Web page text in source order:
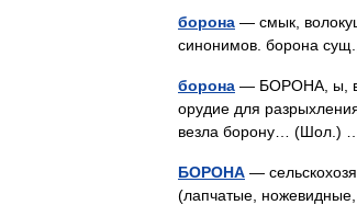
борона — смык,
синонимов. борона
борона — БОРОНА, ы,
орудие для
везла борону… (Шол.)
БОРОНА —
(лапчатые,